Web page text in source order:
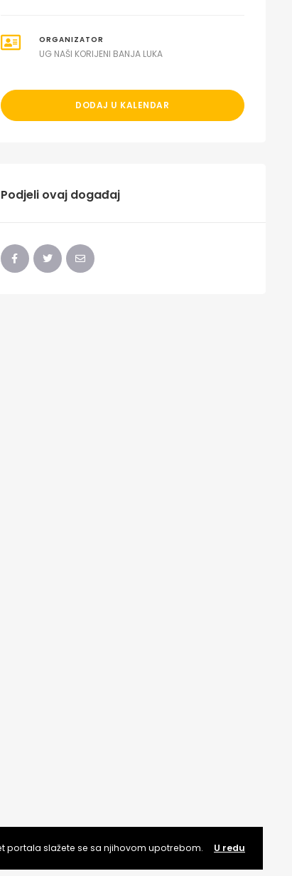
ORGANIZATOR
UG NAŠI KORIJENI BANJA LUKA
DODAJ U KALENDAR
Podjeli ovaj događaj
portala slažete se sa njihovom upotrebom. U redu